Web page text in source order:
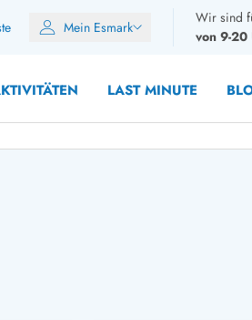
Mein Esmark
Wir sind
von 9-
LAST MINUTE